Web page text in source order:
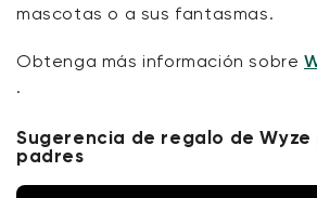
mascotas o a sus fantasmas.
Obtenga más información sobre
.
Sugerencia de regalo de Wyze
padres